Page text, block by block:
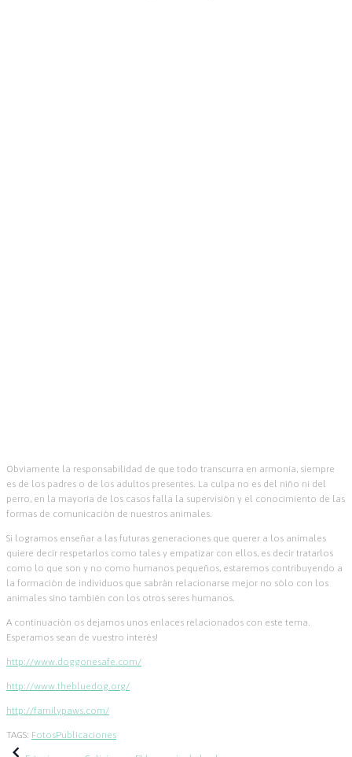
Obviamente la responsabilidad de que todo transcurra en armonía, siempre
es de los padres o de los adultos presentes. La culpa no es del niño ni del
perro, en la mayoría de los casos falla la supervisión y el conocimiento de las
formas de comunicación de nuestros animales.
Si logramos enseñar a las futuras generaciones que querer a los animales
quiere decir respetarlos como tales y empatizar con ellos, es decir tratarlos
como lo que son y no como humanos pequeños, estaremos contribuyendo a
la formación de individuos que sabrán relacionarse mejor no sólo con los
animales sino también con los otros seres humanos.
A continuación os dejamos unos enlaces relacionados con este tema.
Esperamos sean de vuestro interés!
http://www.doggonesafe.com/
http://www.thebluedog.org/
http://familypaws.com/
TAGS: FotosPublicaciones